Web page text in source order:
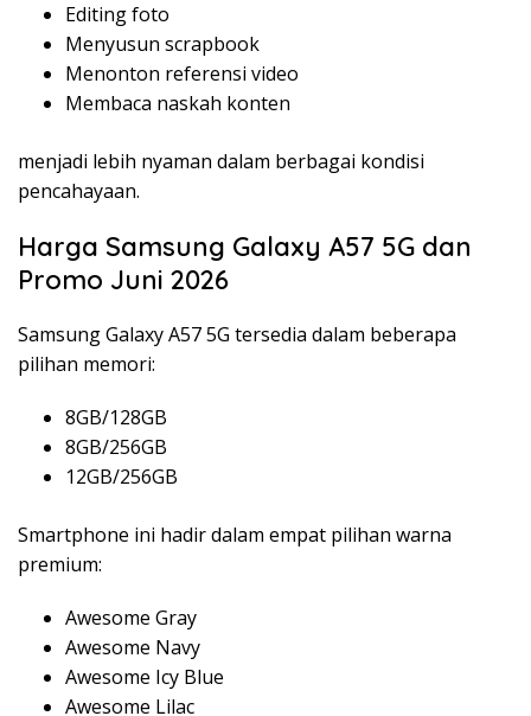
Editing foto
Menyusun scrapbook
Menonton referensi video
Membaca naskah konten
menjadi lebih nyaman dalam berbagai kondisi
pencahayaan.
Harga Samsung Galaxy A57 5G dan
Promo Juni 2026
Samsung Galaxy A57 5G tersedia dalam beberapa
pilihan memori:
8GB/128GB
8GB/256GB
12GB/256GB
Smartphone ini hadir dalam empat pilihan warna
premium:
Awesome Gray
Awesome Navy
Awesome Icy Blue
Awesome Lilac